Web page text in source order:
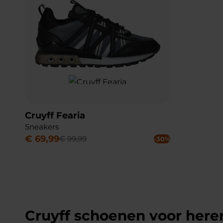
Cruyff Fearia
Sneakers
€ 69,99€ 99,99 -30%
Cruyff schoenen voor